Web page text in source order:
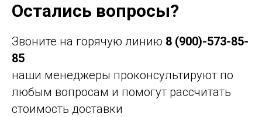
Остались вопросы?
Звоните на горячую линию 8 (900)-573-85-
85
наши менеджеры проконсультируют по
любым вопросам и помогут рассчитать
стоимость доставки